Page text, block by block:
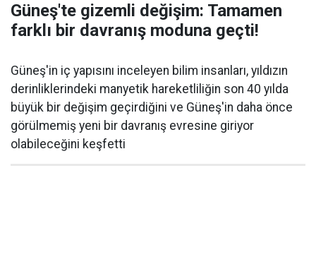
Güneş'te gizemli değişim: Tamamen
farklı bir davranış moduna geçti!
Güneş'in iç yapısını inceleyen bilim insanları, yıldızın
derinliklerindeki manyetik hareketliliğin son 40 yılda
büyük bir değişim geçirdiğini ve Güneş'in daha önce
görülmemiş yeni bir davranış evresine giriyor
olabileceğini keşfetti